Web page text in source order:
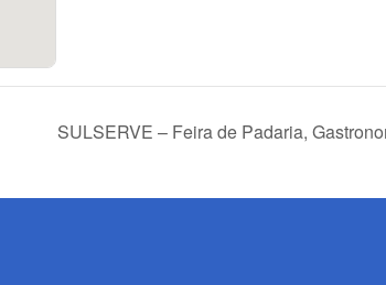
SULSERVE – Feira de Padaria,